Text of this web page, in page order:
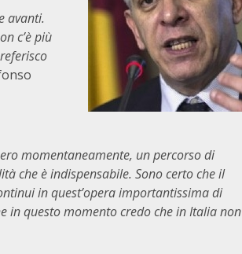
avanti.
c’è più
momentaneamente, un percorso di
che è indispensabile. Sono certo che il
in quest’opera importantissima di
in questo momento credo che in Italia non